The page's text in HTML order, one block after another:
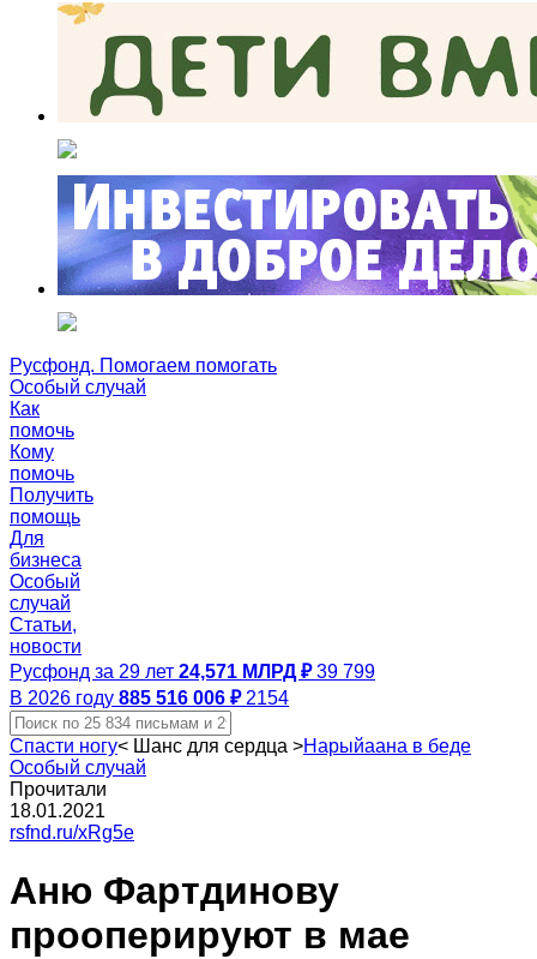
Русфонд. Помогаем помогать
Особый случай
Как
помочь
Кому
помочь
Получить
помощь
Для
бизнеса
Особый
случай
Статьи,
новости
Русфонд за 29 лет 24,571 МЛРД ₽ 39 799
В 2026 году 885 516 006 ₽ 2154
Спасти ногу< Шанс для сердца >Нарыйаана в беде
Особый случай
Прочитали
18.01.2021
rsfnd.ru/xRg5e
Аню Фартдинову
прооперируют в мае